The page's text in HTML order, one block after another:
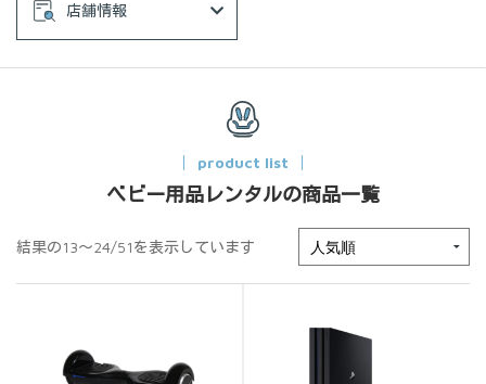
店舗情報
product list
ベビー用品レンタルの商品一覧
結果の13～24/51を表示しています